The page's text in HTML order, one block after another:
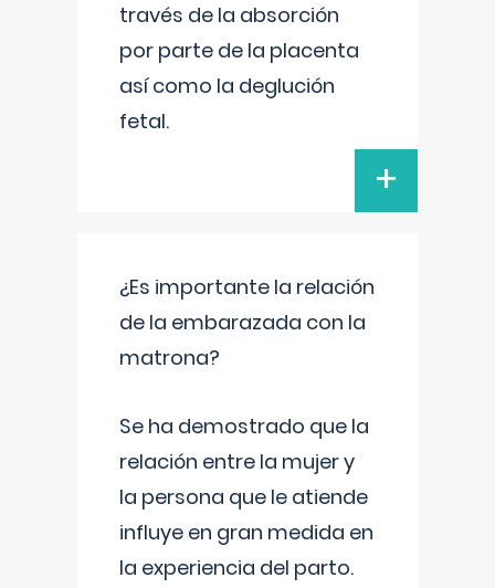
través de la absorción
por parte de la placenta
así como la deglución
fetal.
+
¿Es importante la relación
de la embarazada con la
matrona?
Se ha demostrado que la
relación entre la mujer y
la persona que le atiende
influye en gran medida en
la experiencia del parto.